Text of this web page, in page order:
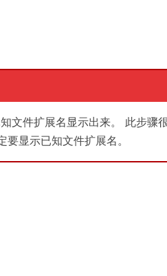
文件扩展名显示出来。 此步骤
显示已知文件扩展名。